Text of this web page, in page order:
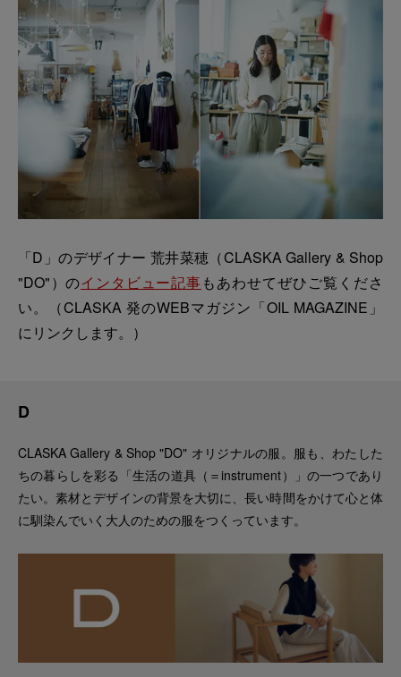
「D」のデザイナー 荒井菜穂（CLASKA Gallery & Shop
"DO"）のインタビュー記事もあわせてぜひご覧くださ
い。（CLASKA 発のWEBマガジン「OIL MAGAZINE」
にリンクします。）
D
CLASKA Gallery & Shop "DO" オリジナルの服。服も、わたした
ちの暮らしを彩る「生活の道具（＝instrument）」の一つであり
たい。素材とデザインの背景を大切に、長い時間をかけて心と体
に馴染んでいく大人のための服をつくっています。